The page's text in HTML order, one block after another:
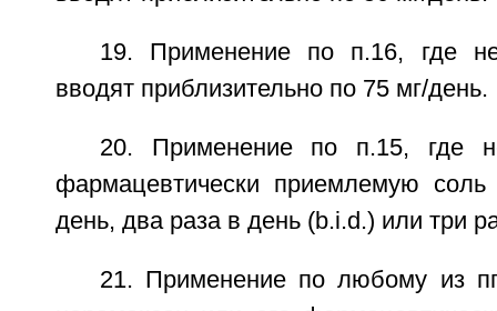
19. Применение по п.16, где
вводят приблизительно по 75 мг/день.
20. Применение по п.15, где
фармацевтически приемлемую
день, два раза в день (b.i.d.) или три
21. Применение по любому из